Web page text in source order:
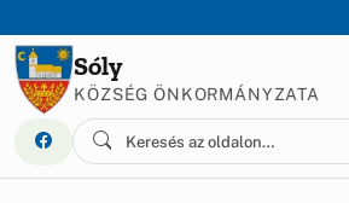
Sóly
KÖZSÉG ÖNKORMÁNYZATA